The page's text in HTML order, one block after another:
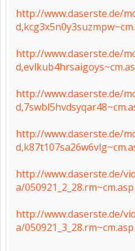
http://www.daserste.de/
http://www.daserste.de/
http://www.daserste.de/
http://www.daserste.de/
http://www.daserste.de/
a/050921_2_28.rm~cm.asp
http://www.daserste.de/
a/050921_3_28.rm~cm.asp